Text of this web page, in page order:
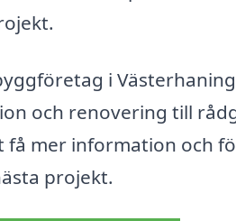
i
och renovering till
få mer information och
projekt.